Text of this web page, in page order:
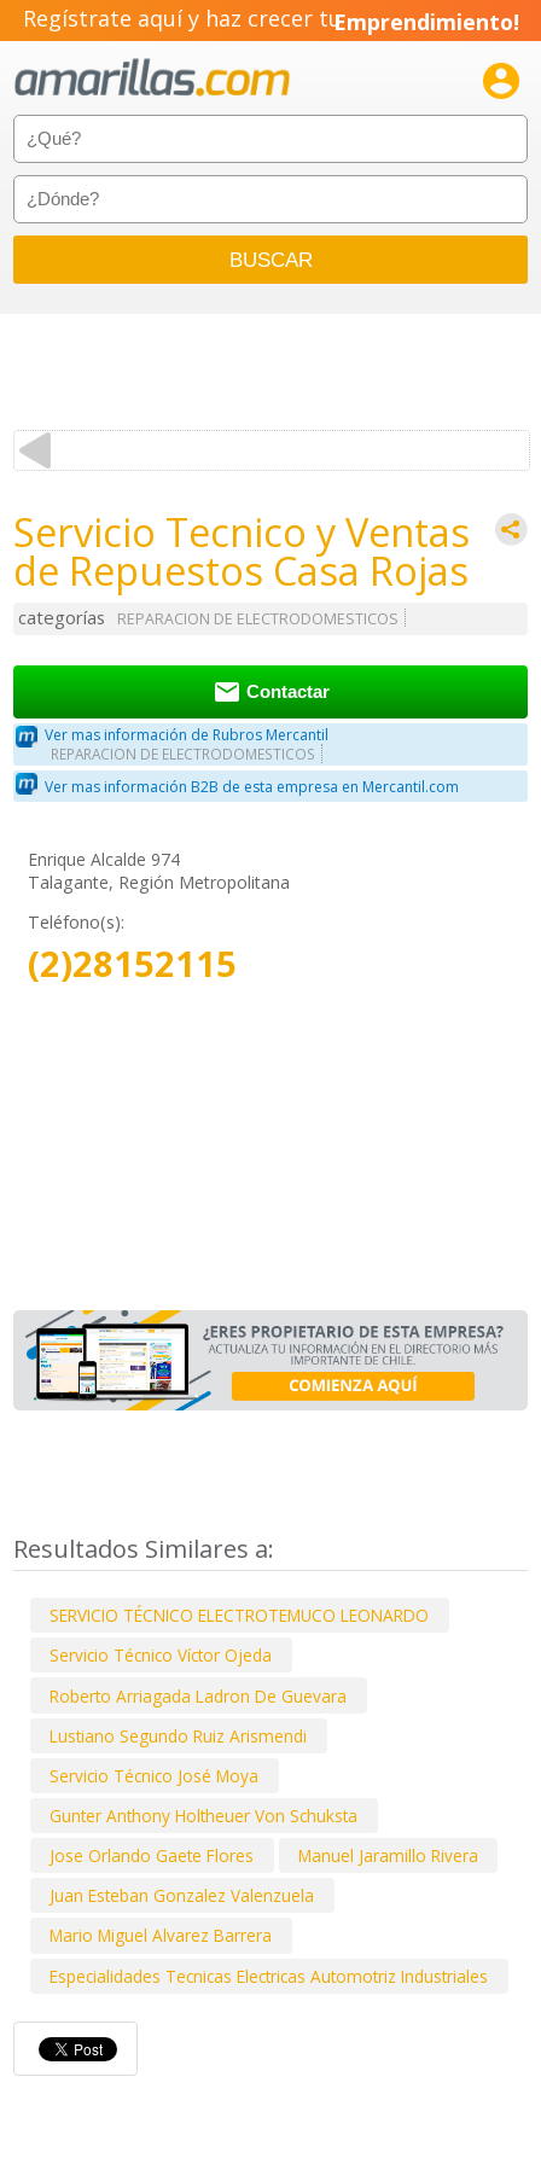
Regístrate aquí y haz crecer tuEmprendimiento!

Servicio Tecnico y Ventas
de Repuestos Casa Rojas
categorías REPARACION DE ELECTRODOMESTICOS
 Contactar
Ver mas información de Rubros Mercantil
REPARACION DE ELECTRODOMESTICOS
Ver mas información B2B de esta empresa en Mercantil.com
Enrique Alcalde 974
Talagante, Región Metropolitana
Teléfono(s):
(2)28152115
Resultados Similares a:
SERVICIO TÉCNICO ELECTROTEMUCO LEONARDO
Servicio Técnico Víctor Ojeda
Roberto Arriagada Ladron De Guevara
Lustiano Segundo Ruiz Arismendi
Servicio Técnico José Moya
Gunter Anthony Holtheuer Von Schuksta
Jose Orlando Gaete Flores
Manuel Jaramillo Rivera
Juan Esteban Gonzalez Valenzuela
Mario Miguel Alvarez Barrera
Especialidades Tecnicas Electricas Automotriz Industriales